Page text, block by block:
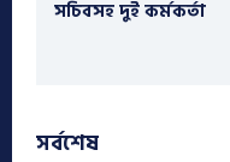
সচিবসহ দুই কর্মকর্তা
সর্বশেষ